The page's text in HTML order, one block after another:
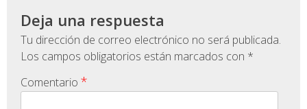
Deja una respuesta
Tu dirección de correo electrónico no será publicada.
Los campos obligatorios están marcados con *
Comentario *